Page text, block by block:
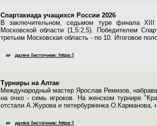
Спартакиада учащихся России 2026
В заключительном, седьмом туре финала XIII
Московской области (1,5:2,5). Победителем
третьем Московская область - по 10. Итоговое
далее [источник: https:]
Турниры на Алтае
Международный мастер Ярослав Ремизов,
на очко - семь игроков. На женском турнире
отстали А.Журова и петербурженка О.Карманова,
далее [источник: https:]